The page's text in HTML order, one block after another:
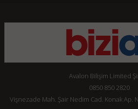
Avalon Bilişim Limited
0850 850 2820
Vişnezade Mah. Şair Nedim Cad. Konak Ap.